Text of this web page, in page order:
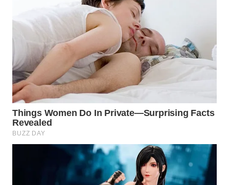
SUBANG
WN
SUKABUMI
WN
PURWAKARTA